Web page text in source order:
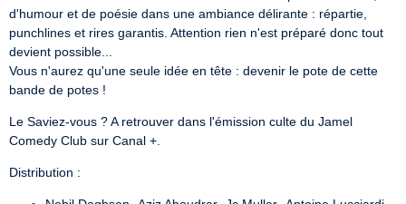
d'humour et de poésie dans une ambiance délirante : répartie,
punchlines et rires garantis. Attention rien n'est préparé donc tout
devient possible...
Vous n'aurez qu'une seule idée en tête : devenir le pote de cette
bande de potes !
Le Saviez-vous ? A retrouver dans l'émission culte du Jamel
Comedy Club sur Canal +.
Distribution :